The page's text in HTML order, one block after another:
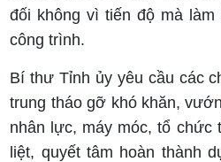
đối không vì tiến độ mà
công trình.
Bí thư Tỉnh ủy yêu cầu các
trung tháo gỡ khó khăn,
nhân lực, máy móc, tổ chức
liệt, quyết tâm hoàn thành